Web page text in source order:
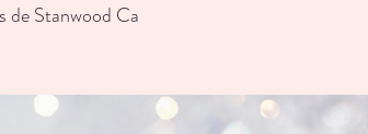
de Stanwood Ca